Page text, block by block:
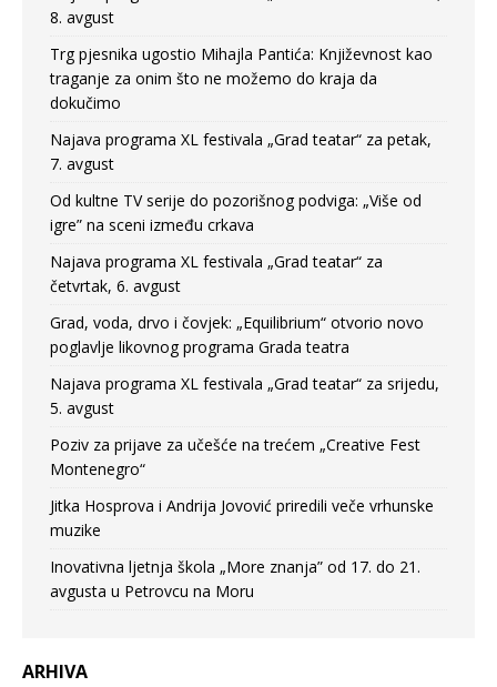
8. avgust
Trg pjesnika ugostio Mihajla Pantića: Književnost kao
traganje za onim što ne možemo do kraja da
dokučimo
Najava programa XL festivala „Grad teatar“ za petak,
7. avgust
Od kultne TV serije do pozorišnog podviga: „Više od
igre” na sceni između crkava
Najava programa XL festivala „Grad teatar“ za
četvrtak, 6. avgust
Grad, voda, drvo i čovjek: „Equilibrium“ otvorio novo
poglavlje likovnog programa Grada teatra
Najava programa XL festivala „Grad teatar“ za srijedu,
5. avgust
Poziv za prijave za učešće na trećem „Creative Fest
Montenegro“
Jitka Hosprova i Andrija Jovović priredili veče vrhunske
muzike
Inovativna ljetnja škola „More znanja” od 17. do 21.
avgusta u Petrovcu na Moru
ARHIVA